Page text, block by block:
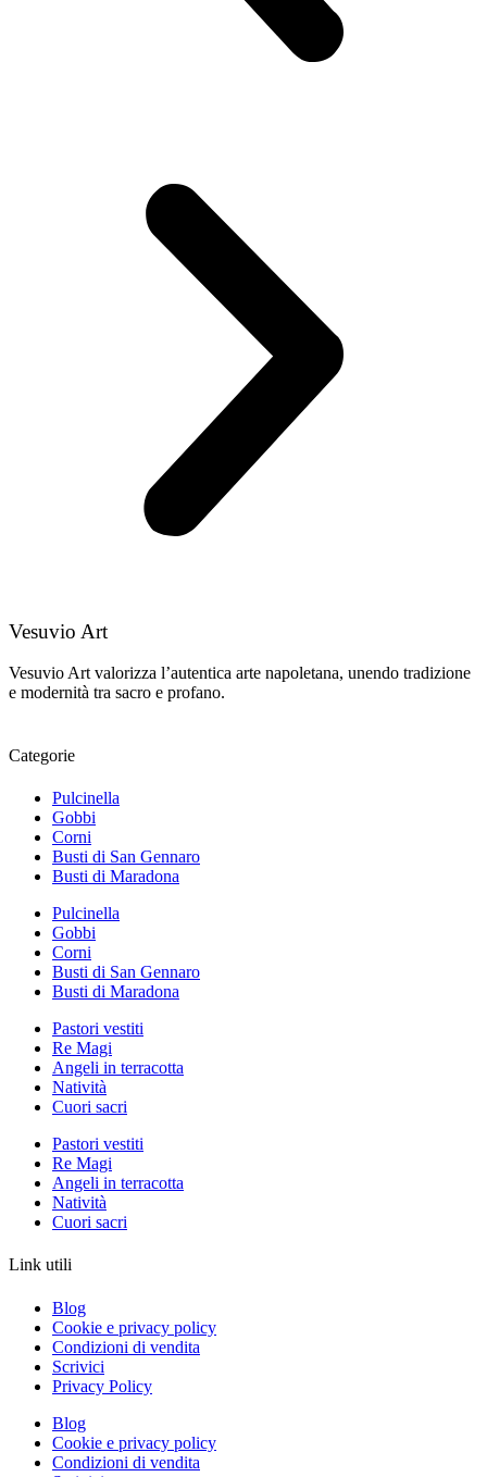
Vesuvio Art
Vesuvio Art valorizza l’autentica arte napoletana, unendo tradizione
e modernità tra sacro e profano.
Categorie
Pulcinella
Gobbi
Corni
Busti di San Gennaro
Busti di Maradona
Pulcinella
Gobbi
Corni
Busti di San Gennaro
Busti di Maradona
Pastori vestiti
Re Magi
Angeli in terracotta
Natività
Cuori sacri
Pastori vestiti
Re Magi
Angeli in terracotta
Natività
Cuori sacri
Link utili
Blog
Cookie e privacy policy
Condizioni di vendita
Scrivici
Privacy Policy
Blog
Cookie e privacy policy
Condizioni di vendita